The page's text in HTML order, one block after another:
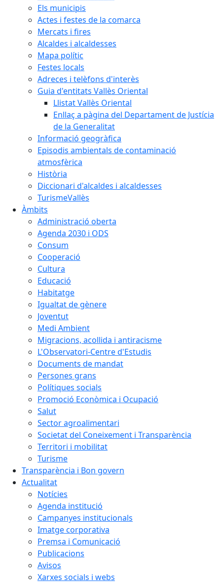
Els municipis
Actes i festes de la comarca
Mercats i fires
Alcaldes i alcaldesses
Mapa polític
Festes locals
Adreces i telèfons d'interès
Guia d'entitats Vallès Oriental
Llistat Vallès Oriental
Enllaç a pàgina del Departament de Justícia
de la Generalitat
Informació geogràfica
Episodis ambientals de contaminació
atmosfèrica
Història
Diccionari d'alcaldes i alcaldesses
TurismeVallès
Àmbits
Administració oberta
Agenda 2030 i ODS
Consum
Cooperació
Cultura
Educació
Habitatge
Igualtat de gènere
Joventut
Medi Ambient
Migracions, acollida i antiracisme
L'Observatori-Centre d'Estudis
Documents de mandat
Persones grans
Polítiques socials
Promoció Econòmica i Ocupació
Salut
Sector agroalimentari
Societat del Coneixement i Transparència
Territori i mobilitat
Turisme
Transparència i Bon govern
Actualitat
Notícies
Agenda institució
Campanyes institucionals
Imatge corporativa
Premsa i Comunicació
Publicacions
Avisos
Xarxes socials i webs